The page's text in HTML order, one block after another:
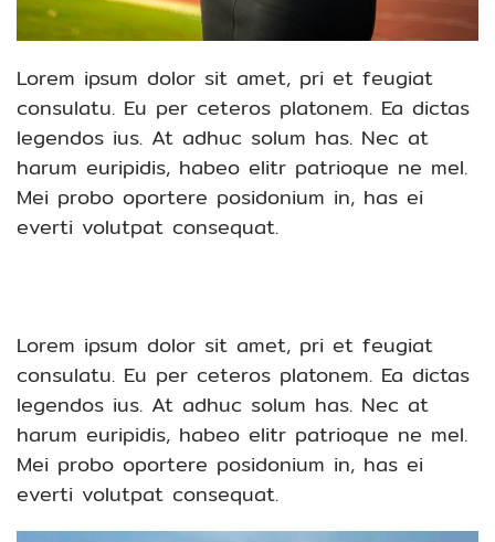
Lorem ipsum dolor sit amet, pri et feugiat
consulatu. Eu per ceteros platonem. Ea dictas
legendos ius. At adhuc solum has. Nec at
harum euripidis, habeo elitr patrioque ne mel.
Mei probo oportere posidonium in, has ei
everti volutpat consequat.
Lorem ipsum dolor sit amet, pri et feugiat
consulatu. Eu per ceteros platonem. Ea dictas
legendos ius. At adhuc solum has. Nec at
harum euripidis, habeo elitr patrioque ne mel.
Mei probo oportere posidonium in, has ei
everti volutpat consequat.